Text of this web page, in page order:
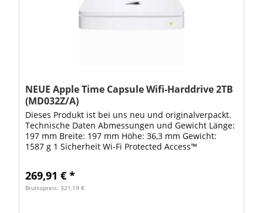
NEUE Apple Time Capsule Wifi-Harddrive 2TB
(MD032Z/A)
Dieses Produkt ist bei uns neu und originalverpackt.
Technische Daten Abmessungen und Gewicht Länge:
197 mm Breite: 197 mm Höhe: 36,3 mm Gewicht:
1587 g 1 Sicherheit Wi-Fi Protected Access™
269,91 € *
Bruttopreis: 321,19 €